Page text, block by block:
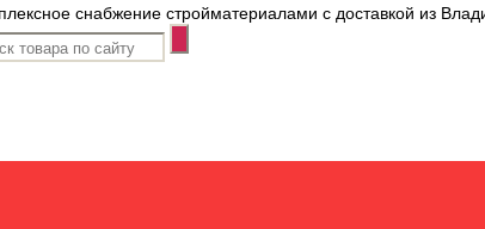
снабжение стройматериалами с доставкой из